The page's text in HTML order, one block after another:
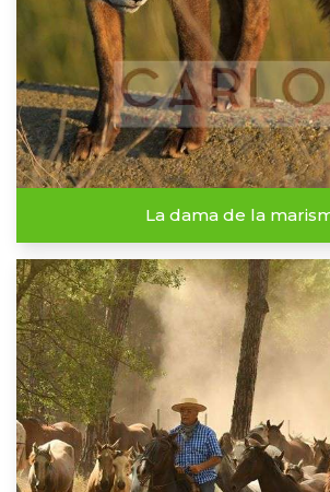
La dama de la